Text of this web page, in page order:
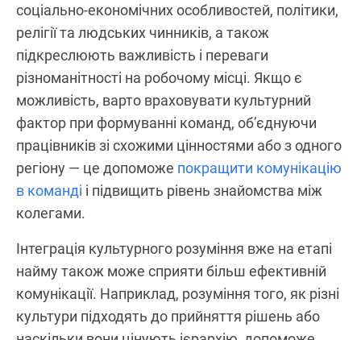
соціально-економічних особливостей, політики,
релігії та людських чинників, а також
підкреслюють важливість і переваги
різноманітності на робочому місці. Якщо є
можливість, варто враховувати культурний
фактор при формуванні команд, об’єднуючи
працівників зі схожими цінностями або з одного
регіону — це допоможе покращити комунікацію
в команді і підвищить рівень знайомства між
колегами.
Інтеграція культурного розуміння вже на етапі
найму також може сприяти більш ефективній
комунікації. Наприклад, розуміння того, як різні
культури підходять до прийняття рішень або